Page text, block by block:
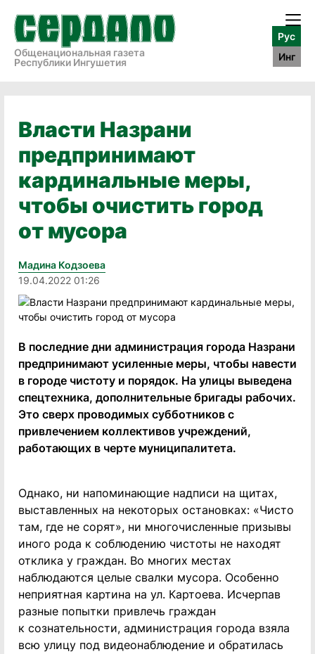
Общенациональная газета
Республики Ингушетия
Рус
Инг
Власти Назрани
предпринимают
кардинальные меры,
чтобы очистить город
от мусора
Мадина Кодзоева
19.04.2022 01:26
В последние дни администрация города Назрани
предпринимают усиленные меры, чтобы навести
в городе чистоту и порядок. На улицы выведена
спецтехника, дополнительные бригады рабочих.
Это сверх проводимых субботников с
привлечением коллективов учреждений,
работающих в черте муниципалитета.
Однако, ни напоминающие надписи на щитах,
выставленных на некоторых остановках: «Чисто
там, где не сорят», ни многочисленные призывы
иного рода к соблюдению чистоты не находят
отклика у граждан. Во многих местах
наблюдаются целые свалки мусора. Особенно
неприятная картина на ул. Картоева. Исчерпав
разные попытки привлечь граждан
к сознательности, администрация города взяла
всю улицу под видеонаблюдение и обратилась